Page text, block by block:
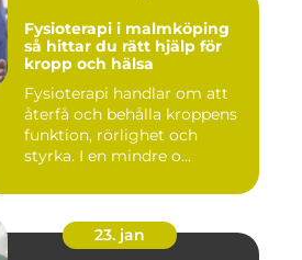
Fysioterapi i malmköping
så hittar du rätt hjälp för
kropp och hälsa
Fysioterapi handlar om att
återfå och behålla kroppens
funktion, rörlighet och
styrka. I en mindre o...
23. jan